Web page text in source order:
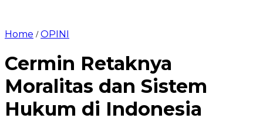
Home /OPINI
Cermin Retaknya
Moralitas dan Sistem
Hukum di Indonesia